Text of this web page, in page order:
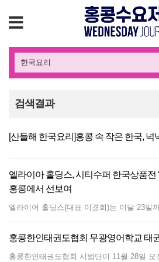
검색결과
[산들해 한국요리]홍콩 속 작은 한국, 넉
엘라이아 홀딩스, 시티수퍼 한국상품전
홍콩에서 선보여
홍콩한인태권도협회 무광영어학교 태